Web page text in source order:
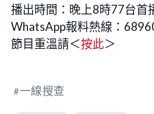
播出時間：晚上8時77台首
WhatsApp報料熱線：
節目重溫請＜按此＞
一線搜查